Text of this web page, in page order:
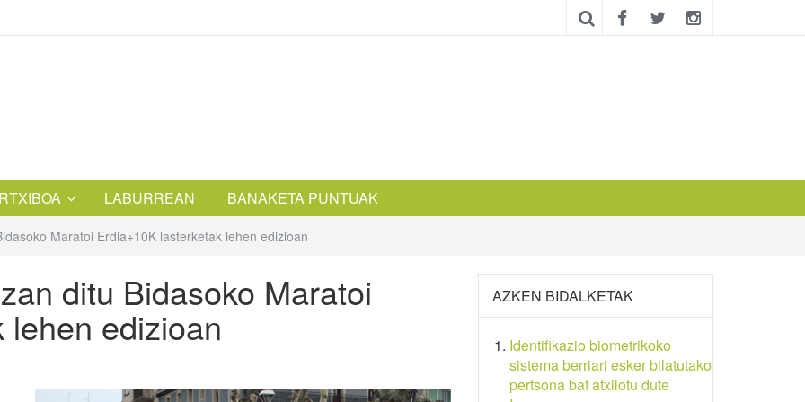
LABURREAN BANAKETA PUNTUAK
Maratoi Erdia+10K lasterketak lehen edizioan
ditu Bidasoko Maratoi
lehen edizioan
AZKEN BIDALKETAK
Identifikazio biometrikoko
sistema berriari esker bilatutako
pertsona bat atxilotu dute